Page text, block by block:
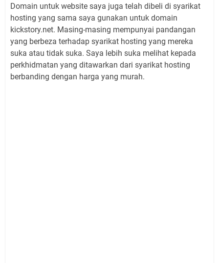
Domain untuk website saya juga telah dibeli di syarikat
hosting yang sama saya gunakan untuk domain
kickstory.net. Masing-masing mempunyai pandangan
yang berbeza terhadap syarikat hosting yang mereka
suka atau tidak suka. Saya lebih suka melihat kepada
perkhidmatan yang ditawarkan dari syarikat hosting
berbanding dengan harga yang murah.